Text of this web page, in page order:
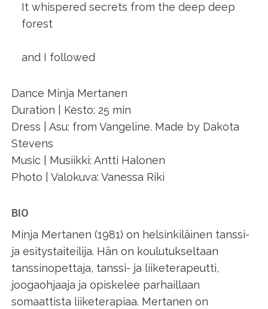
It whispered secrets from the deep deep
forest
and I followed
Dance Minja Mertanen
Duration | Kesto: 25 min
Dress | Asu: from Vangeline. Made by Dakota
Stevens
Music | Musiikki: Antti Halonen
Photo | Valokuva: Vanessa Riki
BIO
Minja Mertanen (1981) on helsinkiläinen tanssi-
ja esitystaiteilija. Hän on koulutukseltaan
tanssinopettaja, tanssi- ja liiketerapeutti,
joogaohjaaja ja opiskelee parhaillaan
somaattista liiketerapiaa. Mertanen on